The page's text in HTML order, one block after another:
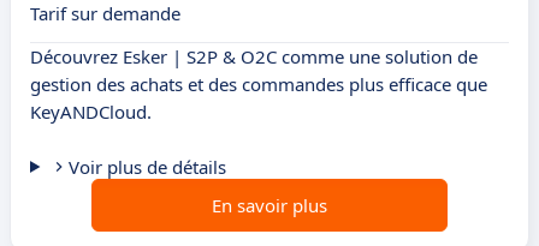
Tarif sur demande
Découvrez Esker | S2P & O2C comme une solution de
gestion des achats et des commandes plus efficace que
KeyANDCloud.
Voir plus de détails
En savoir plus